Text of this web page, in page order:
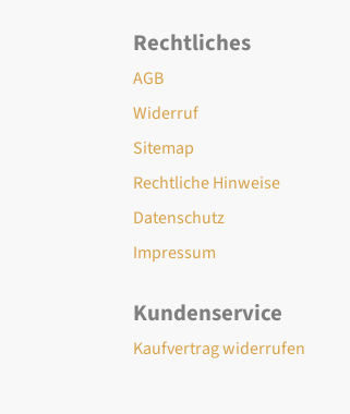
Rechtliches
AGB
Widerruf
Sitemap
Rechtliche Hinweise
Datenschutz
Impressum
Kundenservice
Kaufvertrag widerrufen